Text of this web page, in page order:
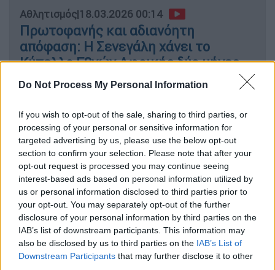
Do Not Process My Personal Information
If you wish to opt-out of the sale, sharing to third parties, or
processing of your personal or sensitive information for
targeted advertising by us, please use the below opt-out
section to confirm your selection. Please note that after your
opt-out request is processed you may continue seeing
interest-based ads based on personal information utilized by
us or personal information disclosed to third parties prior to
your opt-out. You may separately opt-out of the further
disclosure of your personal information by third parties on the
IAB’s list of downstream participants. This information may
also be disclosed by us to third parties on the IAB’s List of
Downstream Participants that may further disclose it to other
Αθλητισμός|18.03.2026 00:14
Πρωτοφανής και αδιανόητη
απόφαση: Η Σενεγάλη χάνει το
Κύπελλο Εθνών Αφρικής δύο μήνες
μετά τον τελικό με το Μαρόκο!
Με μια άνευ προηγουμένου απόφαση, η CAF
κατακύρωσε τον τελικό υπέρ του Μαρόκου
με σκορ 3-0 (αν και νίκησε η Σενεγάλη στην
παράταση), κρίνοντας ότι η νικήτρια του
τελικού «αποχώρησε» από τον αγώνα. Το
περιστατικό που οδήγησε στην εξέλιξη αυτή
σημειώθηκε στα τελευταία λεπτά της
κανονικής διάρκειας, όταν ο ομοσπονδιακός
τεχνικός της Σενεγάλης, Πάπε Τιάου, μαζί με